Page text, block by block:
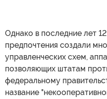
Однако в последние лет
предпочтения создали
управленческих схем,
позволяющих штатам
федеральному
название